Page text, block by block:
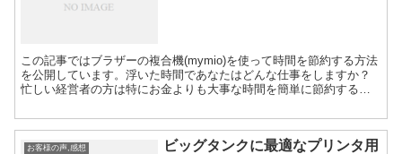
この記事ではブラザーの複合機(mymio)を使って時間を節約する方法
を公開しています。浮いた時間であなたはどんな仕事をしますか？
忙しい経営者の方は特にお金よりも大事な時間を簡単に節約する方
お客様の声,感想
ビッグタンクに最適なプリンタ用